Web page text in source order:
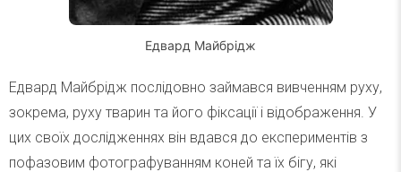
Едвард Майбрідж
Едвард Майбрідж послідовно займався вивченням руху,
зокрема, руху тварин та його фіксації і відображення. У
цих своїх дослідженнях він вдався до експериментів з
пофазовим фотографуванням коней та їх бігу, які